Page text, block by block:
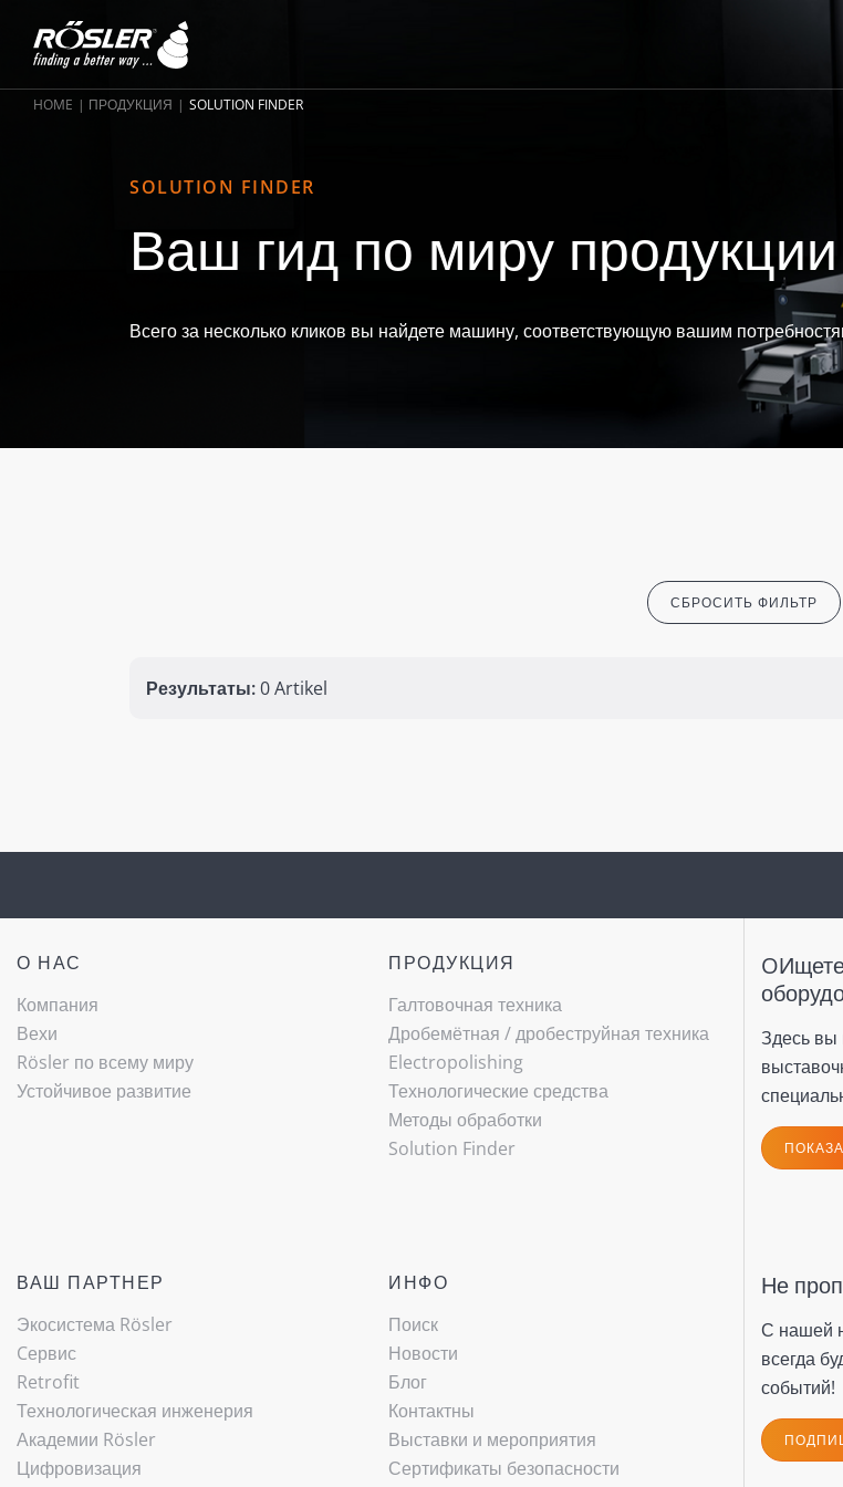
HOME ПРОДУКЦИЯ SOLUTION FINDER
SOLUTION FINDER
Ваш гид по миру
Всего за несколько кликов вы найдете машину, соответствующую вашим
СБРОСИТЬ ФИЛЬТР
Результаты:0 Artikel
О НАС
Компания
Вехи
Rösler по всему миру
Устойчивое развитие
ПРОДУКЦИЯ
Галтовочная техника
Дробемётная / ­дробеструйная техника
Electropolishing
Технологические средства
Методы обработки
Solution Finder
ВАШ ПАРТНЕР
Экосистема Rösler
Cервис
Retrofit
Технологическая инженерия
Академии Rösler
Цифровизация
ИНФО
Поиск
Новости
Блог
Контактны
Выставки и мероприятия
Сертификаты безопасности
Здесь вы
Не
С нашей
всегда
событий!